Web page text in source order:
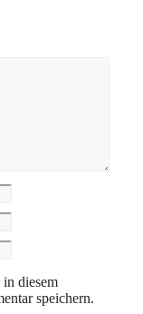
diesem
speichern.